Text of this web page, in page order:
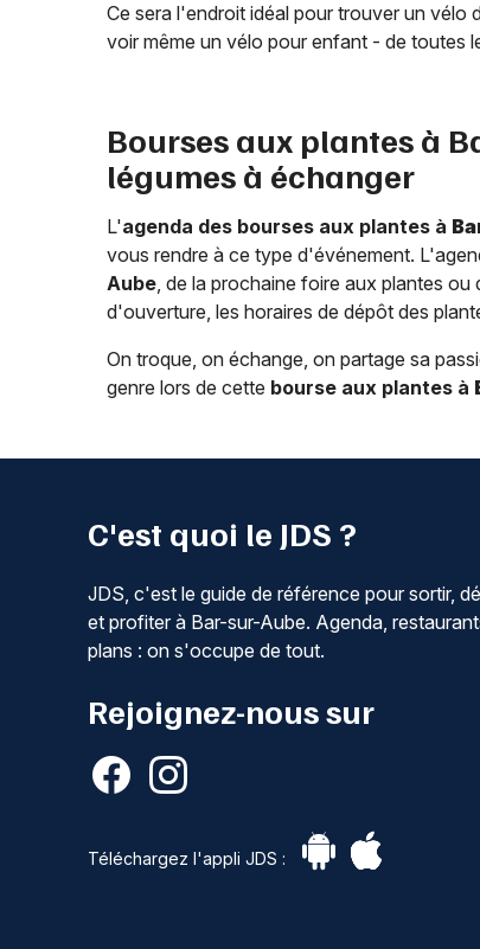
Ce sera l'endroit idéal pour trouver un vélo
voir même un vélo pour enfant - de toutes
Bourses aux plantes à
légumes à échanger
L'agenda des bourses aux plantes à
vous rendre à ce type d'événement.
Aube, de la prochaine foire aux plantes
d'ouverture, les horaires de dépôt des
On troque, on échange, on partage sa
genre lors de cette bourse aux plantes à
C'est quoi le JDS ?
JDS, c'est le guide de référence pour sortir,
et profiter à Bar-sur-Aube. Agenda,
plans : on s'occupe de tout.
Rejoignez-nous sur
Téléchargez l'appli JDS :